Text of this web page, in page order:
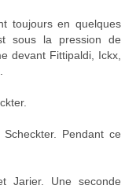
toujours en quelques
sous la pression de
devant Fittipaldi, Ickx,
Pendant ce
Jarier. Une seconde